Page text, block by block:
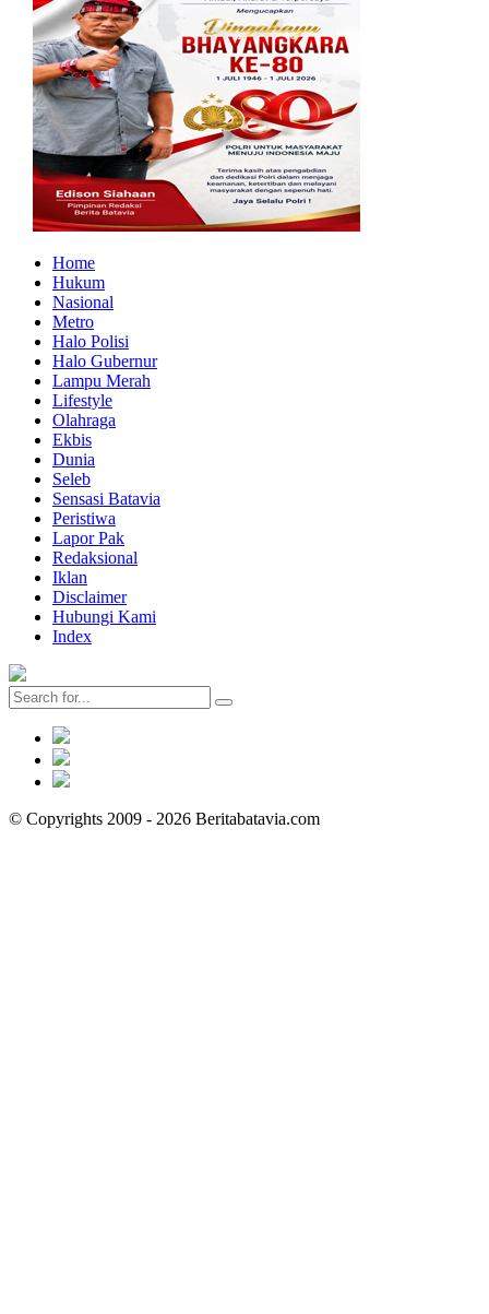
Home
Hukum
Nasional
Metro
Halo Polisi
Halo Gubernur
Lampu Merah
Lifestyle
Olahraga
Ekbis
Dunia
Seleb
Sensasi Batavia
Peristiwa
Lapor Pak
Redaksional
Iklan
Disclaimer
Hubungi Kami
Index
© Copyrights 2009 - 2026 Beritabatavia.com